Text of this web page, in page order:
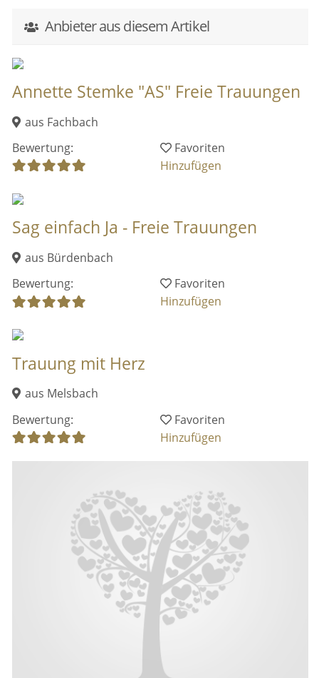
Anbieter aus diesem Artikel
Annette Stemke "AS" Freie Trauungen
aus Fachbach
Bewertung:
Favoriten
Hinzufügen
Sag einfach Ja - Freie Trauungen
aus Bürdenbach
Bewertung:
Favoriten
Hinzufügen
Trauung mit Herz
aus Melsbach
Bewertung:
Favoriten
Hinzufügen